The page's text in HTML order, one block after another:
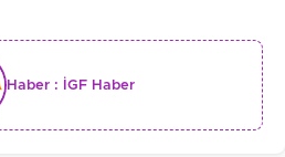
Haber : İGF Haber